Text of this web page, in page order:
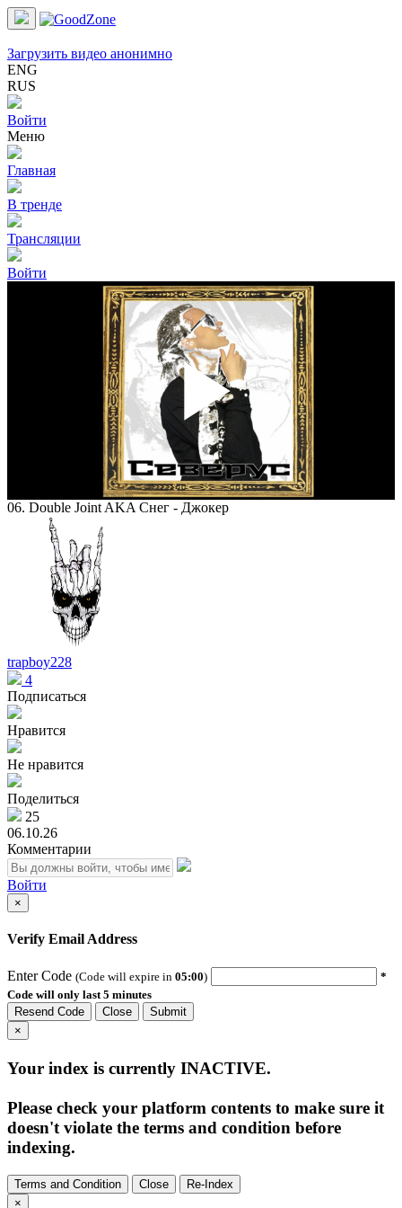
Загрузить видео анонимно
ENG
RUS
Войти
Меню
Главная
В тренде
Трансляции
Войти
Play
06. Double Joint AKA Снег - Джокер
trapboy228
4
Подписаться
Нравится
Не нравится
Поделиться
25
06.10.26
Комментарии
Войти
×
Verify Email Address
Enter Code (Code will expire in 05:00)
*
Code will only last 5 minutes
Resend Code
Close
Submit
×
Your index is currently INACTIVE.
Please check your platform contents to make sure it
doesn't violate the terms and condition before
indexing.
Terms and Condition Close
Re-Index
×